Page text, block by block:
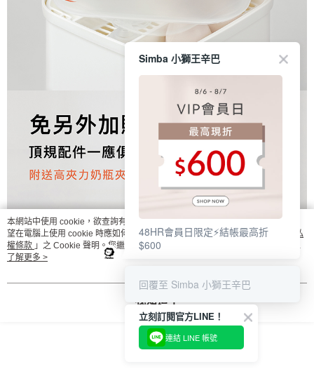
本網站中使用 cookie，欲查詢有關本網站使用 cookie 方式之詳情，及若您不希
望在電腦上使用 cookie 時應如何變更電腦的 cookie 設定，請參閱本網站「
隱私
權條款 」之 Cookie 聲明。您繼續使用本網站即表示您同意本公司得按本網站使
用條款之 Cookie 聲明使用 cookie。
了解更多 >
我知道了
Simba 小獅王辛巴
48HR會員日限定⚡結帳最高折
$600
回覆至 Simba 小獅王辛巴
立刻訂閱官方LINE！
連結 LINE 帳號